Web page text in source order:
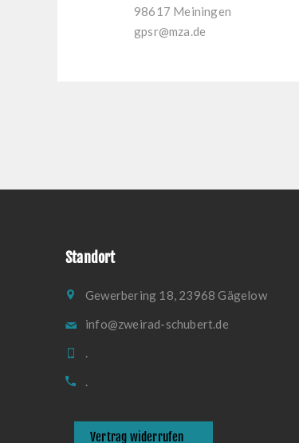
98617 Meiningen
gpsr@mza.de
Standort
Gewerbering 18, 23968 Gägelow
info@zweirad-schubert.de
.
.
Vertrag widerrufen